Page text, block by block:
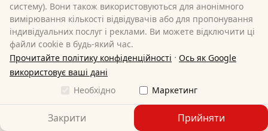
систему). Вони також використовуються для анонімного
вимірювання кількості відвідувачів або для пропонування
індивідуальних послуг і реклами. Ви можете відключити ці
файли cookie в будь-який час.
Прочитайте політику конфіденційності · Ось як Google
використовує ваші дані
Необхідно
Маркетинг
Закрити Прийняти